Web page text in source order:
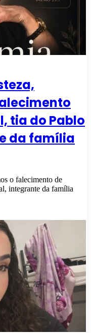
tia do Pablo
da família
o falecimento de
integrante da família